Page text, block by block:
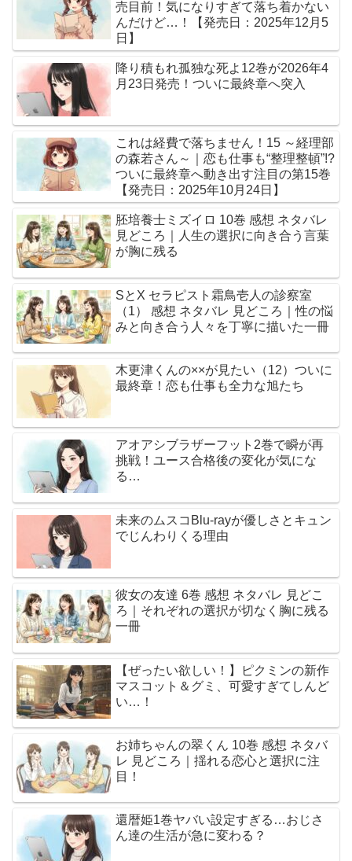
売目前！気になりすぎて落ち着かない
んだけど…！【発売日：2025年12月5
日】
降り積もれ孤独な死よ12巻が2026年4
月23日発売！ついに最終章へ突入
これは経費で落ちません！15 ～経理部
の森若さん～｜恋も仕事も“整理整頓”!?
ついに最終章へ動き出す注目の第15巻
【発売日：2025年10月24日】
胚培養士ミズイロ 10巻 感想 ネタバレ
見どころ｜人生の選択に向き合う言葉
が胸に残る
SとX セラピスト霜鳥壱人の診察室
（1） 感想 ネタバレ 見どころ｜性の悩
みと向き合う人々を丁寧に描いた一冊
木更津くんの××が見たい（12）ついに
最終章！恋も仕事も全力な旭たち
アオアシブラザーフット2巻で瞬が再
挑戦！ユース合格後の変化が気にな
る…
未来のムスコBlu-rayが優しさとキュン
でじんわりくる理由
彼女の友達 6巻 感想 ネタバレ 見どこ
ろ｜それぞれの選択が切なく胸に残る
一冊
【ぜったい欲しい！】ピクミンの新作
マスコット＆グミ、可愛すぎてしんど
い…！
お姉ちゃんの翠くん 10巻 感想 ネタバ
レ 見どころ｜揺れる恋心と選択に注
目！
還暦姫1巻ヤバい設定すぎる…おじさ
ん達の生活が急に変わる？